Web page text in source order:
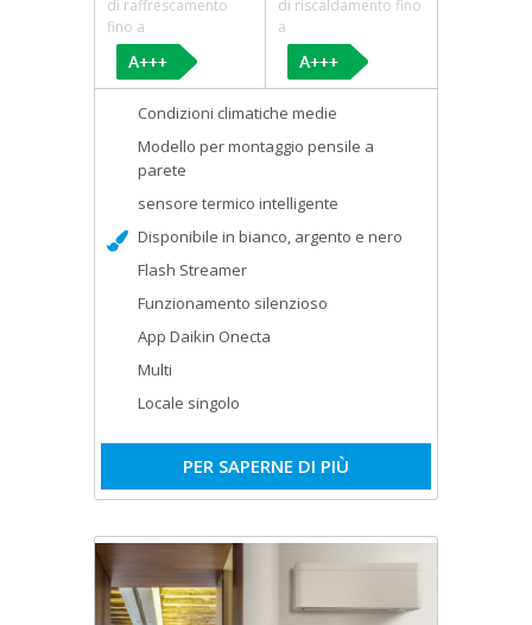
di raffrescamento
fino a
di riscaldamento fino
a
Condizioni climatiche medie
Modello per montaggio pensile a
parete
sensore termico intelligente
Disponibile in bianco, argento e nero
Flash Streamer
Funzionamento silenzioso
App Daikin Onecta
Multi
Locale singolo
PER SAPERNE DI PIÙ